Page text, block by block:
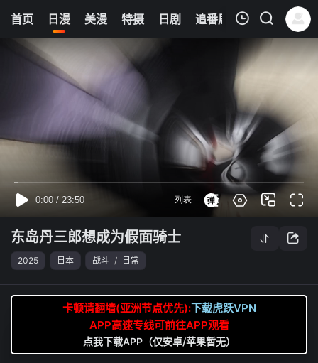
首页 日漫 美漫 特摄 日剧 追番周表 今日更新
8
我的观影记录
第22集
东岛丹三郎想成为假面骑士
东岛丹三郎想成为假面骑士
2025 日本 战斗 / 日常
卡顿请翻墙(亚洲节点优先):下载虎跃VPN
APP高速专线可前往APP观看
点我下载APP（仅安卓/苹果暂无）